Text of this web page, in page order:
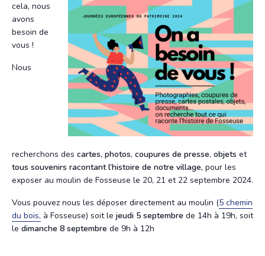
cela, nous
avons
besoin de
vous !
Nous
recherchons des cartes, photos, coupures de presse, objets et
tous souvenirs racontant l’histoire de notre village, pour les
exposer au moulin de Fosseuse le 20, 21 et 22 septembre 2024.
Vous pouvez nous les déposer directement au moulin (5 chemin
du bois, à Fosseuse) soit le jeudi 5 septembre de 14h à 19h, soit
le dimanche 8 septembre de 9h à 12h